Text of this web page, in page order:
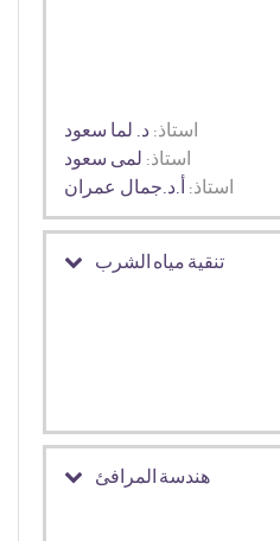
استاذ: د. لما سعود
استاذ: لمى سعود
استاذ: أ.د.جمال عمران
تنقية مياه الشرب
هندسة المرافئ